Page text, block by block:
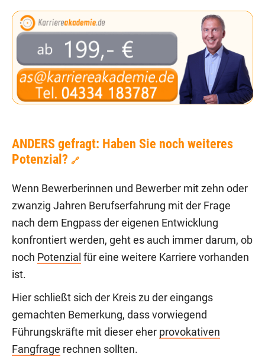
ANDERS gefragt: Haben Sie noch weiteres
Potenzial? 🔗
Wenn Bewerberinnen und Bewerber mit zehn oder
zwanzig Jahren Berufserfahrung mit der Frage
nach dem Engpass der eigenen Entwicklung
konfrontiert werden, geht es auch immer darum, ob
noch Potenzial für eine weitere Karriere vorhanden
ist.
Hier schließt sich der Kreis zu der eingangs
gemachten Bemerkung, dass vorwiegend
Führungskräfte mit dieser eher provokativen
Fangfrage rechnen sollten.